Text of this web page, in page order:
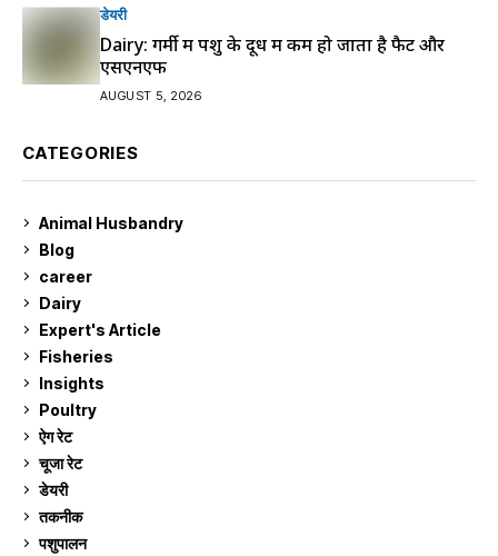
डेयरी
Dairy: गर्मी में पशु के दूध में कम हो जाता है फैट और
एसएनएफ
AUGUST 5, 2026
CATEGORIES
Animal Husbandry
Blog
career
Dairy
Expert's Article
Fisheries
Insights
Poultry
ऐग रेट
चूजा रेट
डेयरी
तकनीक
पशुपालन